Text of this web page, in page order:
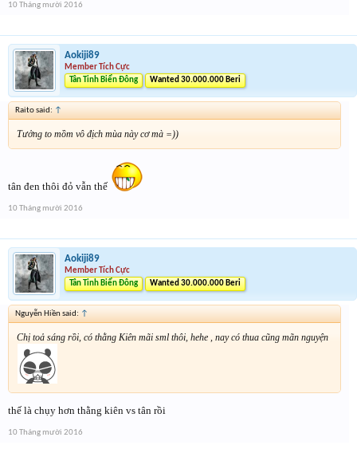
10 Tháng mười 2016
Aokiji89
Member Tích Cực
Tân Tinh Biển Đông
Wanted 30.000.000 Beri
Raito said: ↑
Tưởng to mồm vô địch mùa này cơ mà =))
tân đen thôi đỏ vẫn thế
10 Tháng mười 2016
Aokiji89
Member Tích Cực
Tân Tinh Biển Đông
Wanted 30.000.000 Beri
Nguyễn Hiền said: ↑
Chị toả sáng rồi, có thằng Kiên mãi sml thôi, hehe , nay có thua cũng mãn nguyện
thế là chụy hơn thằng kiên vs tân rồi
10 Tháng mười 2016